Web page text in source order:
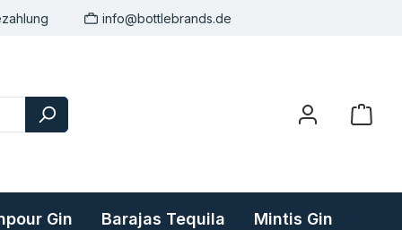
info@bottlebrands.de
Gin Barajas Tequila Mintis Gin